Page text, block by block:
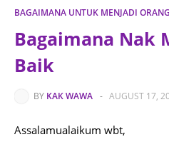
BAGAIMANA UNTUK MENJADI
Bagaimana Nak
Baik
BY KAK WAWA - AUGUST 17,
Assalamualaikum wbt,